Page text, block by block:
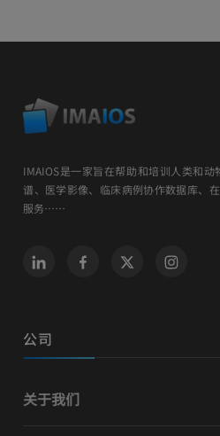
IMAIOS是一家旨在帮助和培训人类和
谱、医学影像、临床病例协作数据库、
服务……
公司
关于我们